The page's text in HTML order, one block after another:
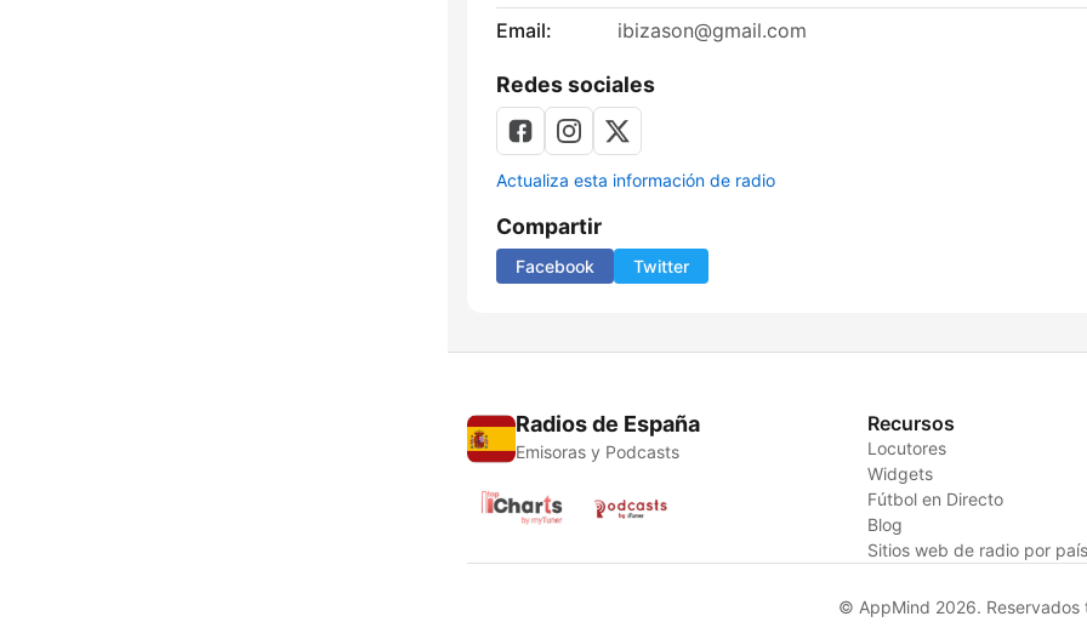
Email:
ibizason@gmail.com
Redes sociales
Actualiza esta información de radio
Compartir
Facebook Twitter
Radios de España
Emisoras y Podcasts
Recursos
Locutores
Widgets
Fútbol en Directo
Blog
Sitios web de radio por
© AppMind 2026. Reservados